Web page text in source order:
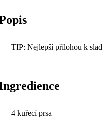
TIP: Nejlepší přílohou k
4 kuřecí prsa